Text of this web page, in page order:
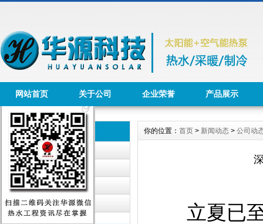
网站首页 关于公司 企业荣誉 产品展示
新闻动态 News
公司动态
行业资讯
华源公告
工程报道
你的位置： 首页 > 新闻动态 > 公司动
立夏已